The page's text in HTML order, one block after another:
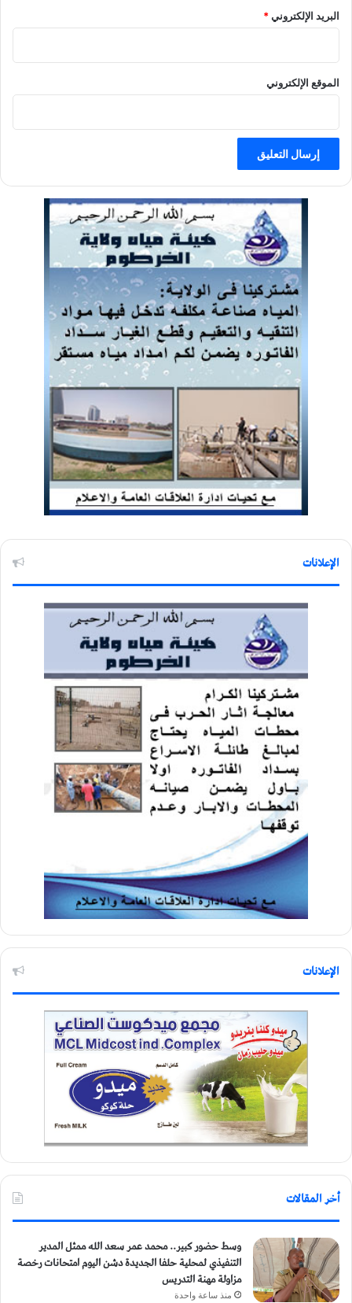
البريد الإلكتروني*
الموقع الإلكتروني
الإعلانات
الإعلانات
أخر المقالات
وسط حضور كبير.. محمد عمر سعد الله ممثل المدير
التنفيذي لمحلية حلفا الجديدة دشن اليوم امتحانات رخصة
مزاولة مهنة التدريس
منذ ساعة واحدة